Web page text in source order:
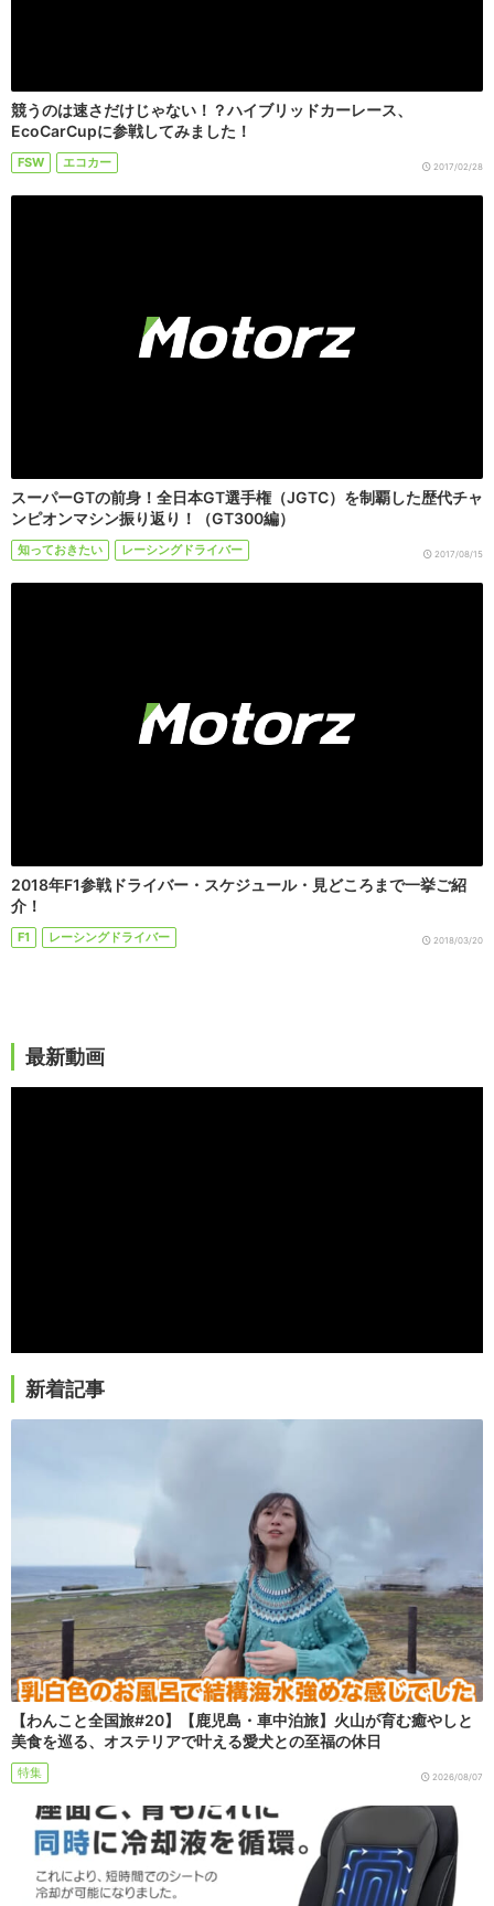
競うのは速さだけじゃない！？ハイブリッドカーレース、
EcoCarCupに参戦してみました！
FSW エコカー 2017/02/28
スーパーGTの前身！全日本GT選手権（JGTC）を制覇した歴代チャ
ンピオンマシン振り返り！（GT300編）
知っておきたい レーシングドライバー 2017/08/15
2018年F1参戦ドライバー・スケジュール・見どころまで一挙ご紹
介！
F1 レーシングドライバー 2018/03/20
最新動画
新着記事
【わんこと全国旅#20】【鹿児島・車中泊旅】火山が育む癒やしと
美食を巡る、オステリアで叶える愛犬との至福の休日
特集 2026/08/07